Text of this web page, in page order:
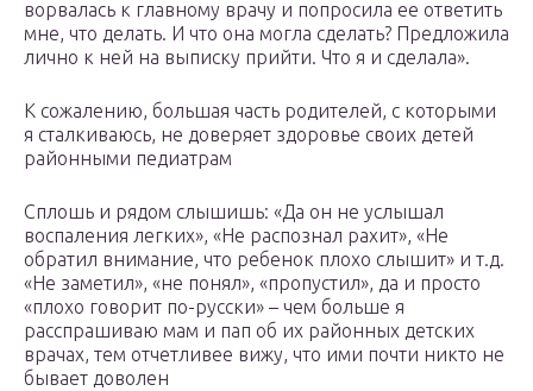
ворвалась к главному врачу и попросила ее ответить
мне, что делать. И что она могла сделать? Предложила
лично к ней на выписку прийти. Что я и сделала».
К сожалению, большая часть родителей, с которыми
я сталкиваюсь, не доверяет здоровье своих детей
районными педиатрам
Сплошь и рядом слышишь: «Да он не услышал
воспаления легких», «Не распознал рахит», «Не
обратил внимание, что ребенок плохо слышит» и т.д.
«Не заметил», «не понял», «пропустил», да и просто
«плохо говорит по-русски» – чем больше я
расспрашиваю мам и пап об их районных детских
врачах, тем отчетливее вижу, что ими почти никто не
бывает доволен